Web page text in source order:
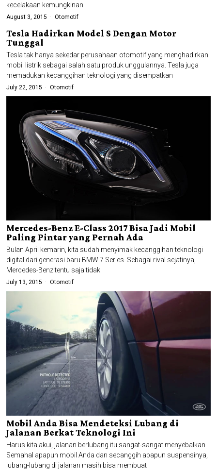
kecelakaan kemungkinan
August 3, 2015 Otomotif
Tesla Hadirkan Model S Dengan Motor
Tunggal
Tesla tak hanya sekedar perusahaan otomotif yang menghadirkan
mobil listrik sebagai salah satu produk unggulannya. Tesla juga
memadukan kecanggihan teknologi yang disempatkan
July 22, 2015 Otomotif
Mercedes-Benz E-Class 2017 Bisa Jadi Mobil
Paling Pintar yang Pernah Ada
Bulan April kemarin, kita sudah menyimak kecanggihan teknologi
digital dari generasi baru BMW 7 Series. Sebagai rival sejatinya,
Mercedes-Benz tentu saja tidak
July 13, 2015 Otomotif
Mobil Anda Bisa Mendeteksi Lubang di
Jalanan Berkat Teknologi Ini
Harus kita akui, jalanan berlubang itu sangat-sangat menyebalkan.
Semahal apapun mobil Anda dan secanggih apapun suspensinya,
lubang-lubang di jalanan masih bisa membuat